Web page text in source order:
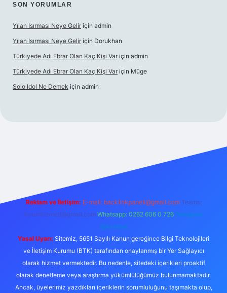
SON YORUMLAR
Yılan Isırması Neye Gelir için admin
Yılan Isırması Neye Gelir için Dorukhan
Türkiyede Adı Ebrar Olan Kaç Kişi Var için admin
Türkiyede Adı Ebrar Olan Kaç Kişi Var için Müge
Solo Idol Ne Demek için admin
Reklam ve İletişim: E-mail: backlinkpaneli@gmail.com Teams:
forumhizmeti@gmail.com Whatsapp: 0262 606 0 726 Telegram:
@karabul
Yasal Uyarı: Sitemiz, 5651 Sayılı Kanun gereğince Bilgi Teknolojileri
ve İletişim Kurumu (BTK) tarafından onaylanmış bir Yer Sağlayıcı
olarak hizmet vermektedir. Bu nedenle, sitedeki içerikleri proaktif
olarak denetleme veya araştırma yükümlülüğümüz bulunmamaktadır.
Ancak, üyelerimiz yazdıkları içeriklerin sorumluluğunu taşımakta olup,